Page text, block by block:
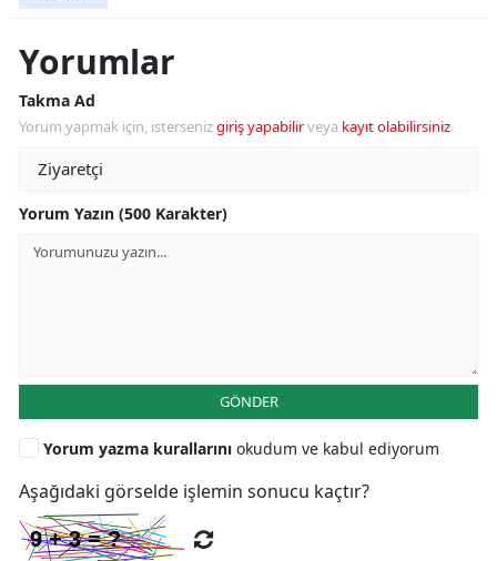
Yorumlar
Takma Ad
Yorum yapmak için, istersenizgiriş yapabilirveya kayıt olabilirsiniz.
Yorum Yazın (500 Karakter)
GÖNDER
Yorum yazma kurallarını okudum ve kabul ediyorum
Aşağıdaki görselde işlemin sonucu kaçtır?